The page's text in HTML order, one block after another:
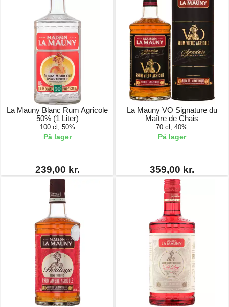
La Mauny Blanc Rum Agricole
50% (1 Liter)
100 cl, 50%
På lager
239,00 kr.
La Mauny VO Signature du
Maître de Chais
70 cl, 40%
På lager
359,00 kr.